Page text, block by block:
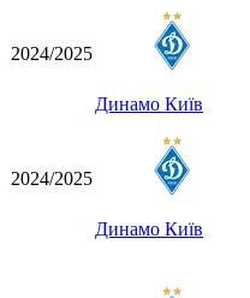
2024/2025
Динамо Київ
2024/2025
Динамо Київ